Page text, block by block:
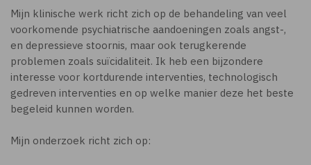
Mijn klinische werk richt zich op de behandeling van veel
voorkomende psychiatrische aandoeningen zoals angst-,
en depressieve stoornis, maar ook terugkerende
problemen zoals suïcidaliteit. Ik heb een bijzondere
interesse voor kortdurende interventies, technologisch
gedreven interventies en op welke manier deze het beste
begeleid kunnen worden.
Mijn onderzoek richt zich op: